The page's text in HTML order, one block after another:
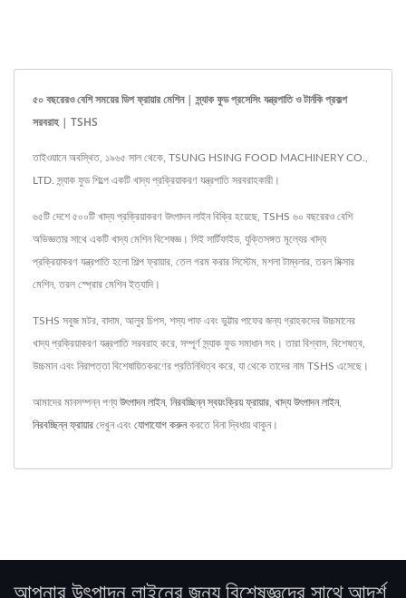
৫০ বছরেরও বেশি সময়ের ডিপ ফ্রায়ার মেশিন | স্ন্যাক ফুড প্রসেসিং যন্ত্রপাতি ও টার্নকি প্রকল্প
সরবরাহ | TSHS
তাইওয়ানে অবস্থিত, ১৯৬৫ সাল থেকে, TSUNG HSING FOOD MACHINERY CO.,
LTD. স্ন্যাক ফুড শিল্পে একটি খাদ্য প্রক্রিয়াকরণ যন্ত্রপাতি সরবরাহকারী।
৬৫টি দেশে ৫০০টি খাদ্য প্রক্রিয়াকরণ উৎপাদন লাইন বিক্রি হয়েছে, TSHS ৬০ বছরেরও বেশি
অভিজ্ঞতার সাথে একটি খাদ্য মেশিন বিশেষজ্ঞ। সিই সার্টিফাইড, যুক্তিসঙ্গত মূল্যের খাদ্য
প্রক্রিয়াকরণ যন্ত্রপাতি হলো শিল্প ফ্রায়ার, তেল গরম করার সিস্টেম, মশলা টাম্বলার, তরল মিক্সার
মেশিন, তরল স্প্রোর মেশিন ইত্যাদি।
TSHS সবুজ মটর, বাদাম, আলুর চিপস, শস্য পাফ এবং ভুট্টার পাফের জন্য গ্রাহকদের উচ্চমানের
খাদ্য প্রক্রিয়াকরণ যন্ত্রপাতি সরবরাহ করে, সম্পূর্ণ স্ন্যাক ফুড সমাধান সহ। তারা বিশ্বাস, বিশেষত্ব,
উচ্চমান এবং নিরাপত্তা বিশেষায়িতকরণের প্রতিনিধিত্ব করে, যা থেকে তাদের নাম TSHS এসেছে।
আমাদের মানসম্পন্ন পণ্য উৎপাদন লাইন, নিরবচ্ছিন্ন স্বয়ংক্রিয় ফ্রায়ার খাদ্য উৎপাদন লাইন,
নিরবচ্ছিন্ন ফ্রায়ার দেখুন এবং যোগাযোগ করুনকরতে বিনা দ্বিধায় থাকুন।
আপনার উৎপাদন লাইনের জন্য বিশেষজ্ঞদের সাথে আদর্শ